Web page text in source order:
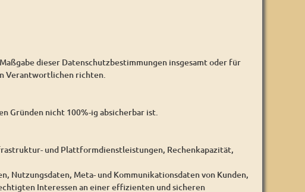
dieser Datenschutzbestimmungen insgesamt oder für
Verantwortlichen richten.
Gründen nicht 100%-ig absicherbar ist.
und Plattformdienstleistungen, Rechenkapazität,
Nutzungsdaten, Meta- und Kommunikationsdaten von Kunden,
Interessen an einer effizienten und sicheren